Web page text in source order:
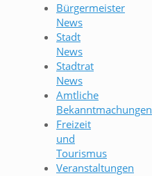
Bürgermeister
News
Stadt
News
Stadtrat
News
Amtliche
Bekanntmachungen
Freizeit
und
Tourismus
Veranstaltungen